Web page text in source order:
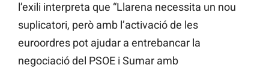
l’exili interpreta que “Llarena necessita un nou
suplicatori, però amb l’activació de les
euroordres pot ajudar a entrebancar la
negociació del PSOE i Sumar amb